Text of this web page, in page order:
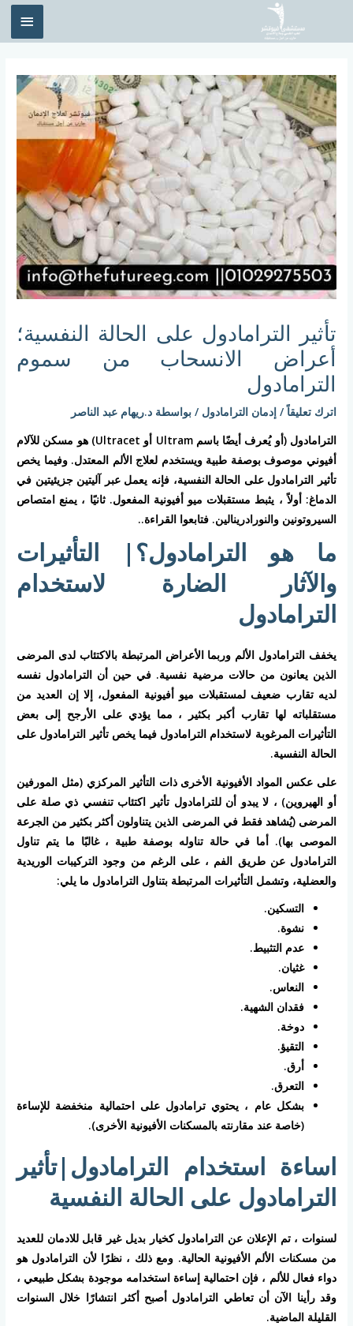
تأثير الترامادول على الحالة النفسية؛
أعراض الانسحاب من سموم
الترامادول
اترك تعليقاً /إدمان الترامادول / بواسطة د.ريهام عبد الناصر
الترامادول (أو يُعرف أيضًا باسم Ultram أو Ultracet) هو مسكن للآلام
أفيوني موصوف بوصفة طبية ويستخدم لعلاج الألم المعتدل. وفيما يخص
تأثير الترامادول على الحالة النفسية، فإنه يعمل عبر آليتين جزيئيتين في
الدماغ: أولاً ، يثبط مستقبلات ميو أفيونية المفعول. ثانيًا ، يمنع امتصاص
السيروتونين والنورادرينالين. فتابعوا القراءة..
ما هو الترامادول؟| التأثيرات
والآثار الضارة لاستخدام
الترامادول
يخفف الترامادول الألم وربما الأعراض المرتبطة بالاكتئاب لدى المرضى
الذين يعانون من حالات مرضية نفسية. في حين أن الترامادول نفسه
لديه تقارب ضعيف لمستقبلات ميو أفيونية المفعول، إلا إن العديد من
مستقلباته لها تقارب أكبر بكثير ، مما يؤدي على الأرجح إلى بعض
التأثيرات المرغوبة لاستخدام الترامادول فيما يخص تأثير الترامادول على
الحالة النفسية.
على عكس المواد الأفيونية الأخرى ذات التأثير المركزي (مثل المورفين
أو الهيروين) ، لا يبدو أن للترامادول تأثير اكتئاب تنفسي ذي صلة على
المرضى (يُشاهد فقط في المرضى الذين يتناولون أكثر بكثير من الجرعة
الموصى بها). أما في حالة تناوله بوصفة طبية ، غالبًا ما يتم تناول
الترامادول عن طريق الفم ، على الرغم من وجود التركيبات الوريدية
والعضلية، وتشمل التأثيرات المرتبطة بتناول الترامادول ما يلي:
التسكين.
نشوة.
عدم التثبيط.
غثيان.
النعاس.
فقدان الشهية.
دوخة.
التقيؤ.
أرق.
التعرق.
بشكل عام ، يحتوي ترامادول على احتمالية منخفضة للإساءة
(خاصة عند مقارنته بالمسكنات الأفيونية الأخرى).
اساءة استخدام الترامادول|تأثير
الترامادول على الحالة النفسية
لسنوات ، تم الإعلان عن الترامادول كخيار بديل غير قابل للادمان للعديد
من مسكنات الألم الأفيونية الحالية. ومع ذلك ، نظرًا لأن الترامادول هو
دواء فعال للألم ، فإن احتمالية إساءة استخدامه موجودة بشكل طبيعي ،
وقد رأينا الآن أن تعاطي الترامادول أصبح أكثر انتشارًا خلال السنوات
القليلة الماضية.
navigation